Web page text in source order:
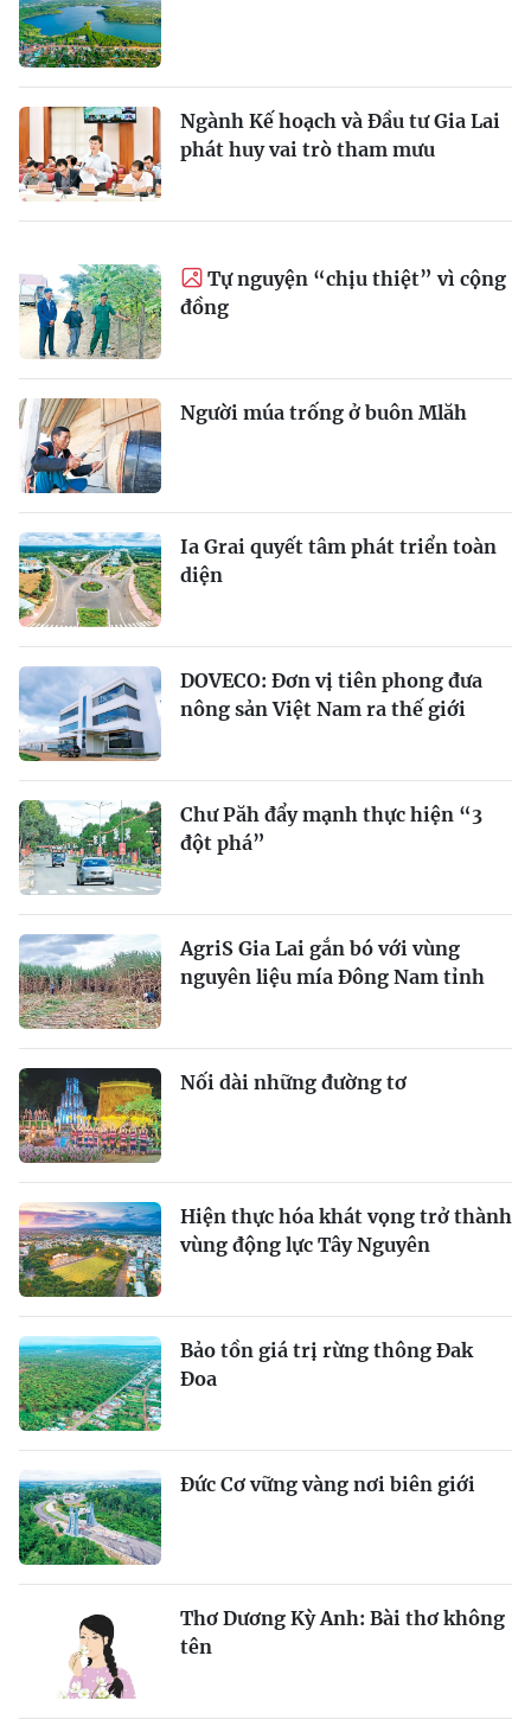
Ngành Kế hoạch và Đầu tư Gia Lai
phát huy vai trò tham mưu
Tự nguyện “chịu thiệt” vì cộng
đồng
Người múa trống ở buôn Mlăh
Ia Grai quyết tâm phát triển toàn
diện
DOVECO: Đơn vị tiên phong đưa
nông sản Việt Nam ra thế giới
Chư Păh đẩy mạnh thực hiện “3
đột phá”
AgriS Gia Lai gắn bó với vùng
nguyên liệu mía Đông Nam tỉnh
Nối dài những đường tơ
Hiện thực hóa khát vọng trở thành
vùng động lực Tây Nguyên
Bảo tồn giá trị rừng thông Đak
Đoa
Đức Cơ vững vàng nơi biên giới
Thơ Dương Kỳ Anh: Bài thơ không
tên